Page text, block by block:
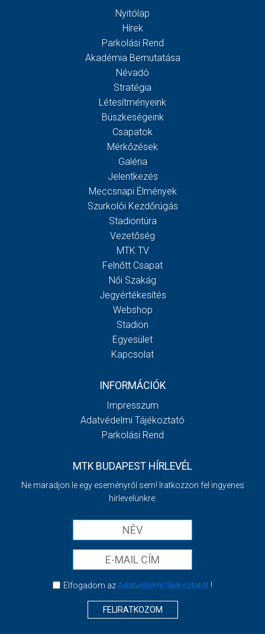
Nyitólap
Hírek
Parkolási Rend
Akadémia Bemutatása
Névadó
Stratégia
Létesítményeink
Büszkeségeink
Csapatok
Mérkőzések
Galéria
Jelentkezés
Meccsnapi Élmények
Szurkolói Kezdőrúgás
Stadiontúra
Vezetőség
MTK TV
Felnőtt Csapat
Női Szakág
Jegyértékesítés
Webshop
Stadion
Egyesület
Kapcsolat
INFORMÁCIÓK
Impresszum
Adatvédelmi Tájékoztató
Parkolási Rend
MTK BUDAPEST HÍRLEVÉL
Ne maradjon le egy eseményről sem! Iratkozzon fel ingyenes
hírlevelünkre:
Elfogadom azAdatvédelmi tájékoztatót!
FELIRATKOZOM